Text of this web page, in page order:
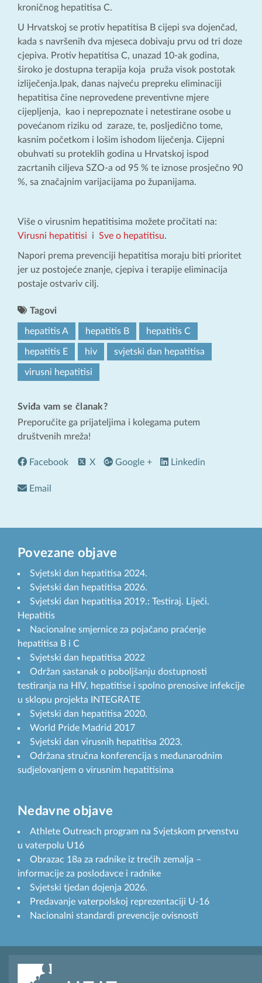
kroničnog hepatitisa C.
U Hrvatskoj se protiv hepatitisa B cijepi sva dojenčad,
kada s navršenih dva mjeseca dobivaju prvu od tri doze
cjepiva. Protiv hepatitisa C, unazad 10-ak godina,
široko je dostupna terapija koja pruža visok postotak
izliječenja.Ipak, danas najveću prepreku eliminaciji
hepatitisa čine neprovedene preventivne mjere
cijepljenja, kao i neprepoznate i netestirane osobe u
povećanom riziku od zaraze, te, posljedično tome,
kasnim početkom i lošim ishodom liječenja. Cijepni
obuhvati su proteklih godina u Hrvatskoj ispod
zacrtanih ciljeva SZO-a od 95 % te iznose prosječno 90
%, sa značajnim varijacijama po županijama.
Više o virusnim hepatitisima možete pročitati na:
Virusni hepatitisi i Sve o hepatitisu.
Napori prema prevenciji hepatitisa moraju biti prioritet
jer uz postojeće znanje, cjepiva i terapije eliminacija
postaje ostvariv cilj.
Tagovi
hepatitis A hepatitis B hepatitis C
hepatitis E hiv svjetski dan hepatitisa
virusni hepatitisi
Sviđa vam se članak?
Preporučite ga prijateljima i kolegama putem
društvenih mreža!
Facebook X Google + Linkedin
Email
Povezane objave
Svjetski dan hepatitisa 2024.
Svjetski dan hepatitisa 2026.
Svjetski dan hepatitisa 2019.: Testiraj. Liječi.
Hepatitis
Nacionalne smjernice za pojačano praćenje
hepatitisa B i C
Svjetski dan hepatitisa 2022
Održan sastanak o poboljšanju dostupnosti
testiranja na HIV, hepatitise i spolno prenosive infekcije
u sklopu projekta INTEGRATE
Svjetski dan hepatitisa 2020.
World Pride Madrid 2017
Svjetski dan virusnih hepatitisa 2023.
Održana stručna konferencija s međunarodnim
sudjelovanjem o virusnim hepatitisima
Nedavne objave
Athlete Outreach program na Svjetskom prvenstvu
u vaterpolu U16
Obrazac 18a za radnike iz trećih zemalja –
informacije za poslodavce i radnike
Svjetski tjedan dojenja 2026.
Predavanje vaterpolskoj reprezentaciji U-16
Nacionalni standardi prevencije ovisnosti